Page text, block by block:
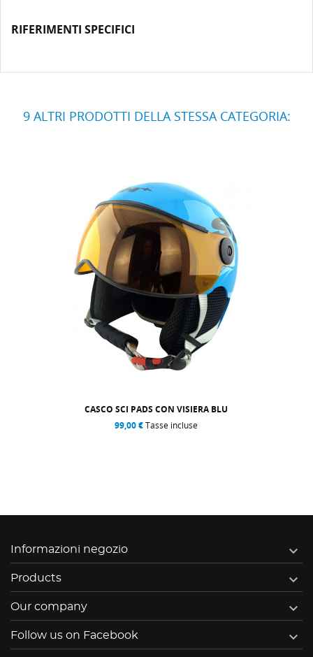
RIFERIMENTI SPECIFICI
9 ALTRI PRODOTTI DELLA STESSA CATEGORIA:
CASCO SCI PADS CON VISIERA BLU
99,00 €Tasse incluse
Informazioni negozio 
Products 
Our company 
Follow us on Facebook 